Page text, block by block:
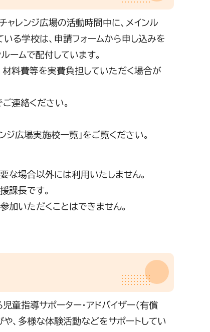
ャレンジ広場の活動時間中に、メインル
る学校は、申請フォームから申し込みを
ームで配付しています。
材料費等を実費負担していただく場合が
連絡ください。
広場実施校一覧」をご覧ください。
場合以外には利用いたしません。
長です。
いただくことはできません。
指導サポーター・アドバイザー（有償
や、多様な体験活動などをサポートしてい